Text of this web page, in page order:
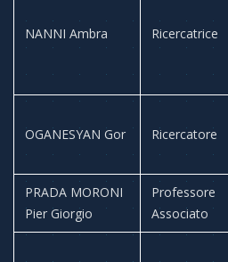
NANNI Ambra Ricercatrice
OGANESYAN Gor Ricercatore
PRADA MORONI
Pier Giorgio
Professore
Associato